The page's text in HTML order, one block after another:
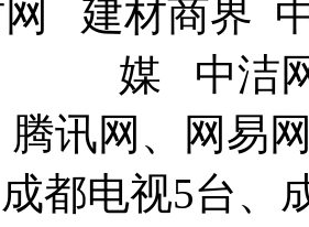
网 建材商界
媒 中洁
腾讯网、网易
都电视5台、